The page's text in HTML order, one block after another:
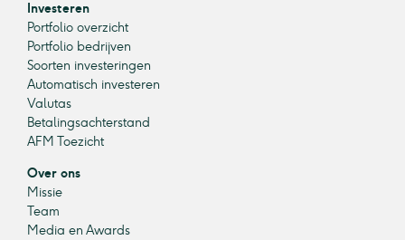
Investeren
Portfolio overzicht
Portfolio bedrijven
Soorten investeringen
Automatisch investeren
Valutas
Betalingsachterstand
AFM Toezicht
Over ons
Missie
Team
Media en Awards